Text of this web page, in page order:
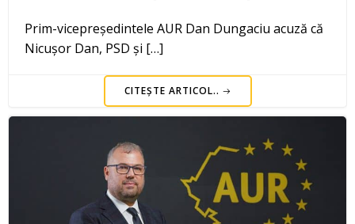
Prim-vicepreședintele AUR Dan Dungaciu acuză că
Nicușor Dan, PSD și […]
CITEȘTE ARTICOL..